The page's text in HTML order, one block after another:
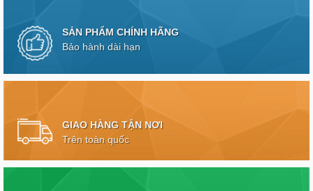
SẢN PHẨM CHÍNH HÃNG
Bảo hành dài hạn
GIAO HÀNG TẬN NƠI
Trên toàn quốc